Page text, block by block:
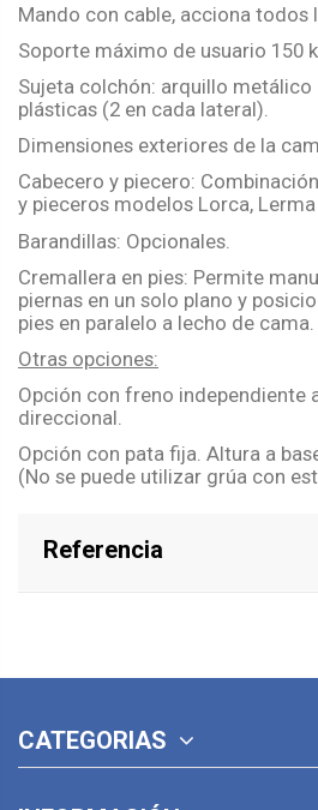
Mando con cable, acciona todos
Soporte máximo de usuario 150
Sujeta colchón: arquillo metálico
plásticas (2 en cada lateral).
Dimensiones exteriores de la
Cabecero y piecero:
y pieceros modelos Lorca, Lerma
Barandillas: Opcionales.
Cremallera en pies: Permite
piernas en un solo plano y
pies en paralelo a lecho de cama.
Otras opciones:
Opción con freno independiente
direccional.
Opción con pata fija. Altura a
(No se puede utilizar grúa con
Referencia
CATEGORIAS